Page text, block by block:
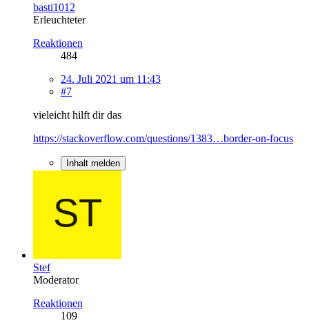
basti1012
Erleuchteter
Reaktionen
484
24. Juli 2021 um 11:43
#7
vieleicht hilft dir das
https://stackoverflow.com/questions/1383…border-on-focus
Inhalt melden
Stef
Moderator
Reaktionen
109